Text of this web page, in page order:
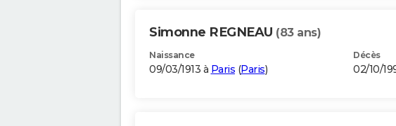
Simonne REGNEAU (83 ans)
Naissance
09/03/1913 à Paris (Paris)
Décès
02/10/